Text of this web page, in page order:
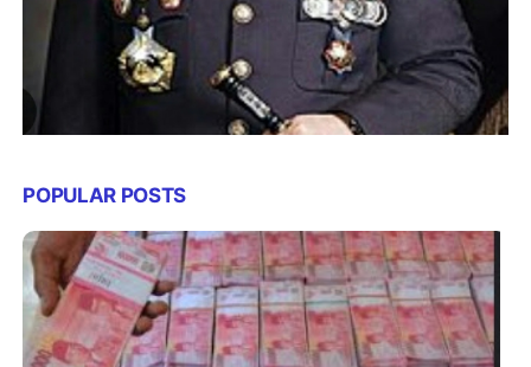
POPULAR POSTS